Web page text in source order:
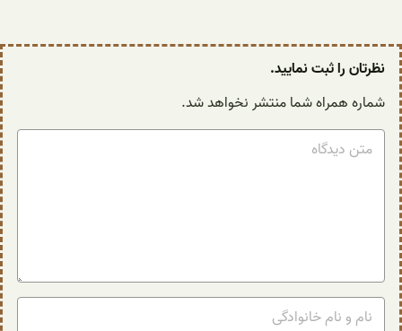
نظرتان را ثبت نمایید.
شماره همراه شما منتشر نخواهد شد.